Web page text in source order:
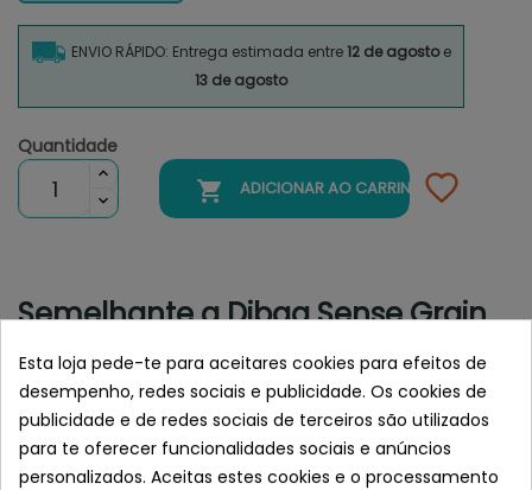
ENVIO RÁPIDO: Entrega estimada entre12 de agostoe
13 de agosto
Quantidade
 ADICIONAR AO CARRINHO
Semelhante a Dibaq Sense Grain
Esta loja pede-te para aceitares cookies para efeitos de
desempenho, redes sociais e publicidade. Os cookies de
publicidade e de redes sociais de terceiros são utilizados
para te oferecer funcionalidades sociais e anúncios
personalizados. Aceitas estes cookies e o processamento